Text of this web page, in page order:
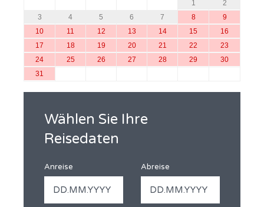
1
2
3
4 5 6 7 8
9
10
11 12 13 14 15
16
17
18 19 20 21 22
23
24
25 26 27 28 29
30
31
Wählen Sie Ihre
Reisedaten
Anreise Abreise